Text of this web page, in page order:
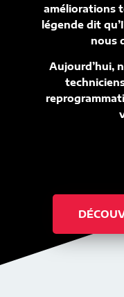
améliorations
légende dit
nous
Aujourd’hui,